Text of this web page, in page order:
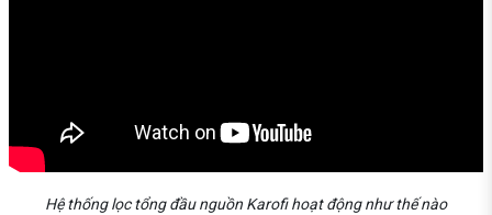
Hệ thống lọc tổng đầu nguồn Karofi hoạt động như thế nào